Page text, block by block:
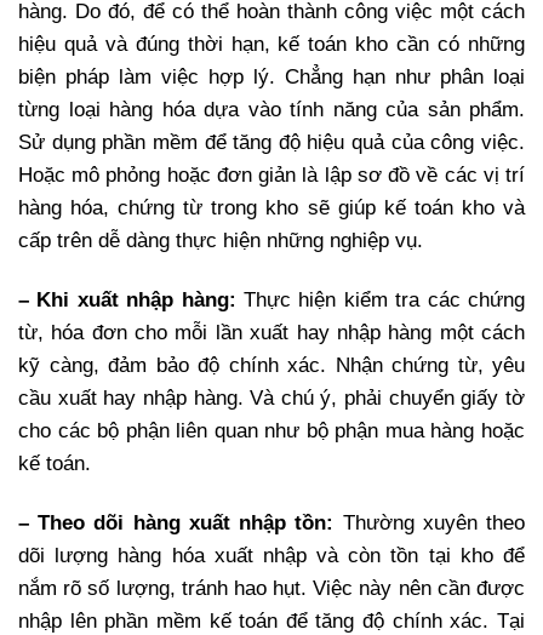
hàng. Do đó, để có thể hoàn thành công việc một cách
hiệu quả và đúng thời hạn, kế toán kho cần có những
biện pháp làm việc hợp lý. Chẳng hạn như phân loại
từng loại hàng hóa dựa vào tính năng của sản phẩm.
Sử dụng phần mềm để tăng độ hiệu quả của công việc.
Hoặc mô phỏng hoặc đơn giản là lập sơ đồ về các vị trí
hàng hóa, chứng từ trong kho sẽ giúp kế toán kho và
cấp trên dễ dàng thực hiện những nghiệp vụ.
– Khi xuất nhập hàng: Thực hiện kiểm tra các chứng
từ, hóa đơn cho mỗi lần xuất hay nhập hàng một cách
kỹ càng, đảm bảo độ chính xác. Nhận chứng từ, yêu
cầu xuất hay nhập hàng. Và chú ý, phải chuyển giấy tờ
cho các bộ phận liên quan như bộ phận mua hàng hoặc
kế toán.
– Theo dõi hàng xuất nhập tồn: Thường xuyên theo
dõi lượng hàng hóa xuất nhập và còn tồn tại kho để
nắm rõ số lượng, tránh hao hụt. Việc này nên cần được
nhập lên phần mềm kế toán để tăng độ chính xác. Tại